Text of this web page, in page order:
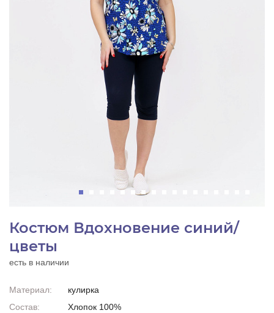
Костюм Вдохновение синий/
цветы
есть в наличии
Материал:
кулирка
Состав:
Хлопок 100%